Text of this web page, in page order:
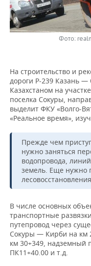
НЕФТЕХИМИЯ
НЕФТЬ
ЭНЕРГЕТИКА
РОЗНИЧНАЯ
НОВОСТИ
МЕРОПРИЯТИЯ
НОВОСТИ
БИЗНЕС-БРАНЧИ
ONLINE-
ОТКРЫТАЯ ЛЕКЦИЯ
ФУТБОЛ
ХОККЕЙ
БАСКЕТБОЛ
ВОЛЕЙБОЛ
КИБЕРСПОРТ
ВОДНЫЕ ВИДЫ
ХОККЕЙ С МЯЧОМ
НОВОСТИ
ВЛАСТЬ
ИНФРАСТРУКТУРА
ИСТОРИЯ
КУЛЬТУРА
ОБРАЗОВАНИЕ
ПРОИСШЕСТВИЯ
ФОТОГАЛЕРЕЯ
СЮЖЕТЫ
СПРАВОЧНИК
СПИСОК ПЕРСОН
СПИСОК КОМПАНИЙ
ПОЛНАЯ ВЕРСИЯ
Фото:
На строительство и
дороги Р-239 Казань
Казахстаном на
поселка Сокуры,
выделит ФКУ «Волго-
«Реальное время»,
Прежде чем
нужно заняться
водопровода,
земель. Еще нужно
В числе основных
транспортные
путепровод через
Сокуры — Кирби на км
км 30+349, надземный
ПК11+40.00 и т.д.